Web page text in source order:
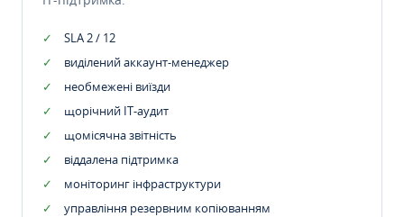
SLA 2 / 12
виділений аккаунт-менеджер
необмежені виїзди
щорічний IT-аудит
щомісячна звітність
віддалена підтримка
моніторинг інфраструктури
управління резервним копіюванням